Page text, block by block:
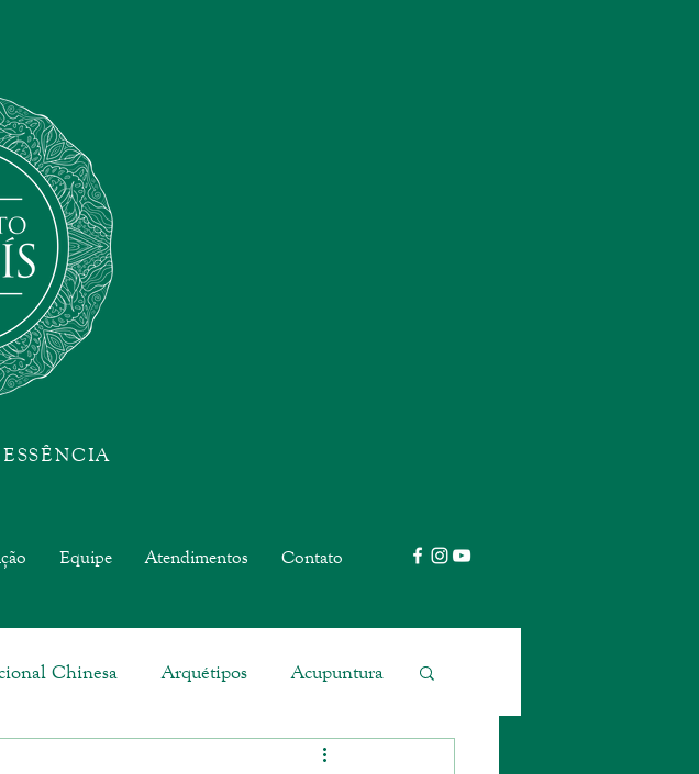
Equipe Atendimentos Contato
Chinesa Arquétipos Acupuntura